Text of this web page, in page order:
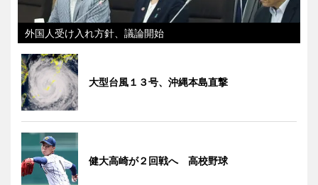
外国人受け入れ方針、議論開始
大型台風１３号、沖縄本島直撃
健大高崎が２回戦へ 高校野球